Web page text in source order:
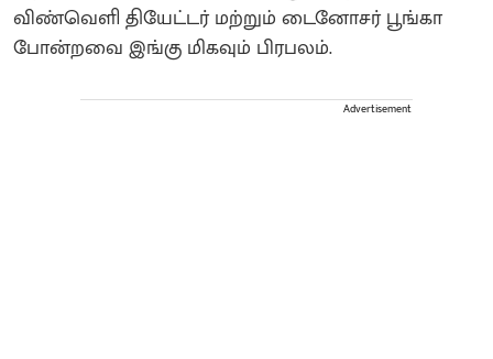
விண்வெளி தியேட்டர் மற்றும் டைனோசர் பூங்கா
போன்றவை இங்கு மிகவும் பிரபலம்.
Advertisement